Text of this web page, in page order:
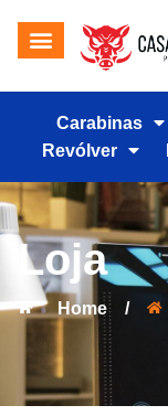
Carabinas
Revólver
Loja
Home /